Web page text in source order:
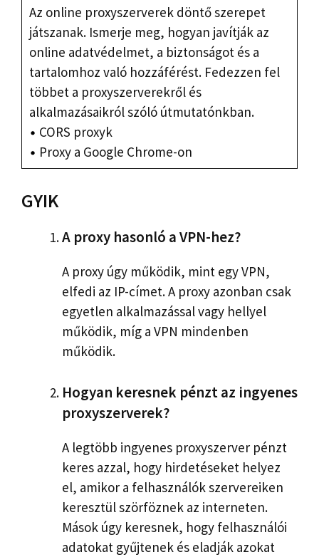
Az online proxyszerverek döntő szerepet
játszanak. Ismerje meg, hogyan javítják az
online adatvédelmet, a biztonságot és a
tartalomhoz való hozzáférést. Fedezzen fel
többet a proxyszerverekről és
alkalmazásaikról szóló útmutatónkban.
CORS proxyk
Proxy a Google Chrome-on
GYIK
A proxy hasonló a VPN-hez?
A proxy úgy működik, mint egy VPN,
elfedi az IP-címet. A proxy azonban csak
egyetlen alkalmazással vagy hellyel
működik, míg a VPN mindenben
működik.
Hogyan keresnek pénzt az ingyenes
proxyszerverek?
A legtöbb ingyenes proxyszerver pénzt
keres azzal, hogy hirdetéseket helyez
el, amikor a felhasználók szervereiken
keresztül szörföznek az interneten.
Mások úgy keresnek, hogy felhasználói
adatokat gyűjtenek és eladják azokat